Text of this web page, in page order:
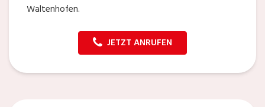
Waltenhofen.
JETZT ANRUFEN